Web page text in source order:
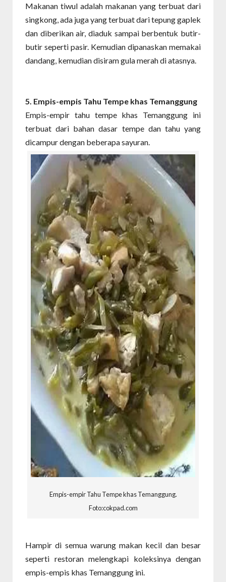
Makanan tiwul adalah makanan yang terbuat dari
singkong, ada juga yang terbuat dari tepung gaplek
dan diberikan air, diaduk sampai berbentuk butir-
butir seperti pasir. Kemudian dipanaskan memakai
dandang, kemudian disiram gula merah di atasnya.
5. Empis-empis Tahu Tempe khas Temanggung
Empis-empir tahu tempe khas Temanggung ini
terbuat dari bahan dasar tempe dan tahu yang
dicampur dengan beberapa sayuran.
Empis-empir Tahu Tempe khas Temanggung.
Foto:cokpad.com
Hampir di semua warung makan kecil dan besar
seperti restoran melengkapi koleksinya dengan
empis-empis khas Temanggung ini.